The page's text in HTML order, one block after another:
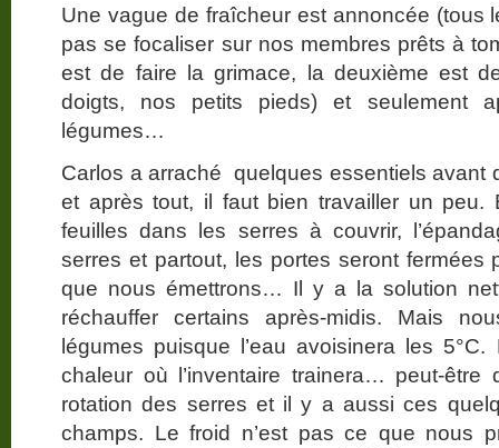
Une vague de fraîcheur est annoncée (tous
pas se focaliser sur nos membres prêts à
est de faire la grimace, la deuxième est
doigts, nos petits pieds) et seulement
légumes…
Carlos a arraché quelques essentiels avant
et après tout, il faut bien travailler un
feuilles dans les serres à couvrir,
serres et partout, les portes seront fermées
que nous émettrons… Il y a la solution
réchauffer certains après-midis. Mais
légumes puisque l’eau avoisinera les
chaleur où l’inventaire trainera… peut-être
rotation des serres et il y a aussi ces
champs. Le froid n’est pas ce que nous